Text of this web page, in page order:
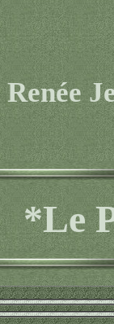
Renée
*Le